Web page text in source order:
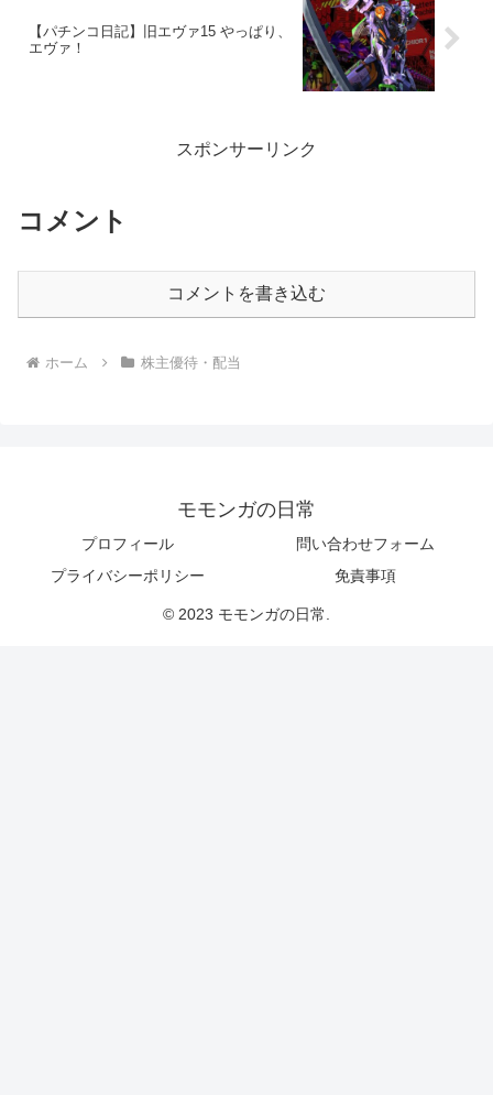
【パチンコ日記】旧エヴァ15 やっぱり、
エヴァ！
スポンサーリンク
コメント
コメントを書き込む
ホーム 株主優待・配当
モモンガの日常
プロフィール
問い合わせフォーム
プライバシーポリシー
免責事項
© 2023 モモンガの日常.